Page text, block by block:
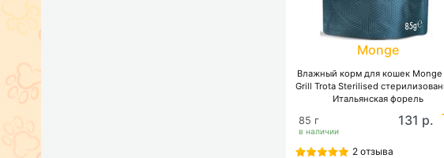
Monge
Влажный корм для кошек Monge
Grill Trota Sterilised
Итальянская форель
в наличии
85 г 131 р.
2 отзыва